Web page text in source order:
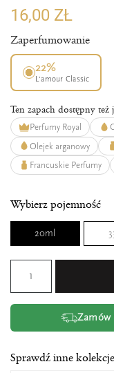
16,00 ZŁ
Zaperfumowanie
22%
L’amour Classic
Ten zapach dostępny też
Perfumy Royal
Olejek arganowy
Francuskie Perfumy
Wybierz pojemność
20ml
Zamów
Sprawdź inne